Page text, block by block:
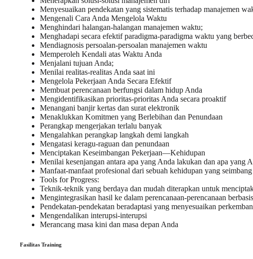
Menyesuaikan pendekatan yang sistematis terhadap manajemen
Mengenali Cara Anda Mengelola Waktu
Menghindari halangan-halangan manajemen waktu;
Menghadapi secara efektif paradigma-paradigma waktu yang
Mendiagnosis persoalan-persoalan manajemen waktu
Memperoleh Kendali atas Waktu Anda
Menjalani tujuan Anda;
Menilai realitas-realitas Anda saat ini
Mengelola Pekerjaan Anda Secara Efektif
Membuat perencanaan berfungsi dalam hidup Anda
Mengidentifikasikan prioritas-prioritas Anda secara proaktif
Menangani banjir kertas dan surat elektronik
Menaklukkan Komitmen yang Berlebihan dan Penundaan
Perangkap mengerjakan terlalu banyak
Mengalahkan perangkap langkah demi langkah
Mengatasi keragu-raguan dan penundaan
Menciptakan Keseimbangan Pekerjaan—Kehidupan
Menilai kesenjangan antara apa yang Anda lakukan dan apa yang
Manfaat-manfaat profesional dari sebuah kehidupan yang seimbang
Tools for Progress:
Teknik-teknik yang berdaya dan mudah diterapkan untuk
Mengintegrasikan hasil ke dalam perencanaan-perencanaan
Pendekatan-pendekatan beradaptasi yang menyesuaikan
Mengendalikan interupsi-interupsi
Merancang masa kini dan masa depan Anda
Fasilitas Training